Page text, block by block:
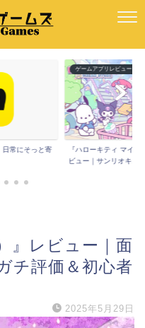
日常にそっと寄
ゲームアプリレビュー
『ハローキティ マイド
ビュー｜サンリオキ...
』レビュー｜面
チ評価＆初心者
2025年5月29日